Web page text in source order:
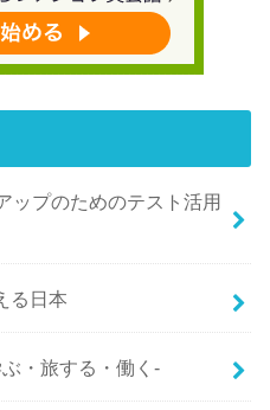
ップのためのテスト活用
る日本
・旅する・働く-